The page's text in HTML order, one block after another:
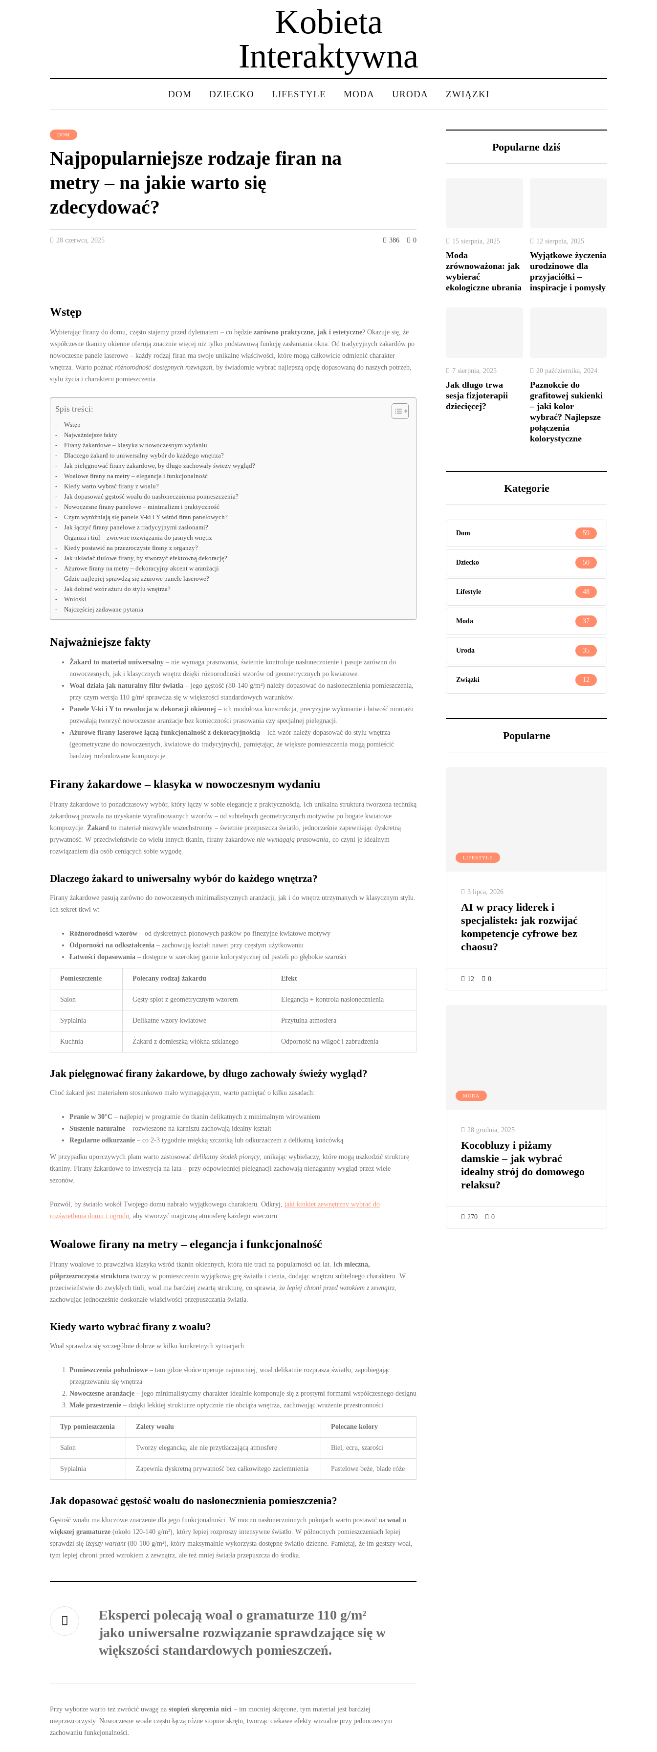
Kobieta
Interaktywna
DOM DZIECKO LIFESTYLE MODA URODA ZWIĄZKI
DOM
Najpopularniejsze rodzaje firan na
metry – na jakie warto się
zdecydować?
28 czerwca, 2025 386 0
Wstęp
Wybierając firany do domu, często stajemy przed dylematem – co będzie zarówno praktyczne, jak i estetyczne? Okazuje się, że
współczesne tkaniny okienne oferują znacznie więcej niż tylko podstawową funkcję zasłaniania okna. Od tradycyjnych żakardów po
nowoczesne panele laserowe – każdy rodzaj firan ma swoje unikalne właściwości, które mogą całkowicie odmienić charakter
wnętrza. Warto poznać różnorodność dostępnych rozwiązań, by świadomie wybrać najlepszą opcję dopasowaną do naszych potrzeb,
stylu życia i charakteru pomieszczenia.
Spis treści:
Wstęp
Najważniejsze fakty
Firany żakardowe – klasyka w nowoczesnym wydaniu
Dlaczego żakard to uniwersalny wybór do każdego wnętrza?
Jak pielęgnować firany żakardowe, by długo zachowały świeży wygląd?
Woalowe firany na metry – elegancja i funkcjonalność
Kiedy warto wybrać firany z woalu?
Jak dopasować gęstość woalu do nasłonecznienia pomieszczenia?
Nowoczesne firany panelowe – minimalizm i praktyczność
Czym wyróżniają się panele V-ki i Y wśród firan panelowych?
Jak łączyć firany panelowe z tradycyjnymi zasłonami?
Organza i tiul – zwiewne rozwiązania do jasnych wnętrz
Kiedy postawić na przezroczyste firany z organzy?
Jak układać tiulowe firany, by stworzyć efektowną dekorację?
Ażurowe firany na metry – dekoracyjny akcent w aranżacji
Gdzie najlepiej sprawdzą się ażurowe panele laserowe?
Jak dobrać wzór ażuru do stylu wnętrza?
Wnioski
Najczęściej zadawane pytania
Najważniejsze fakty
Żakard to materiał uniwersalny – nie wymaga prasowania, świetnie kontroluje nasłonecznienie i pasuje zarówno do
nowoczesnych, jak i klasycznych wnętrz dzięki różnorodności wzorów od geometrycznych po kwiatowe.
Woal działa jak naturalny filtr światła – jego gęstość (80-140 g/m²) należy dopasować do nasłonecznienia pomieszczenia,
przy czym wersja 110 g/m² sprawdza się w większości standardowych warunków.
Panele V-ki i Y to rewolucja w dekoracji okiennej – ich modułowa konstrukcja, precyzyjne wykonanie i łatwość montażu
pozwalają tworzyć nowoczesne aranżacje bez konieczności prasowania czy specjalnej pielęgnacji.
Ażurowe firany laserowe łączą funkcjonalność z dekoracyjnością – ich wzór należy dopasować do stylu wnętrza
(geometryczne do nowoczesnych, kwiatowe do tradycyjnych), pamiętając, że większe pomieszczenia mogą pomieścić
bardziej rozbudowane kompozycje.
Firany żakardowe – klasyka w nowoczesnym wydaniu
Firany żakardowe to ponadczasowy wybór, który łączy w sobie elegancję z praktycznością. Ich unikalna struktura tworzona techniką
żakardową pozwala na uzyskanie wyrafinowanych wzorów – od subtelnych geometrycznych motywów po bogate kwiatowe
kompozycje. Żakard to materiał niezwykle wszechstronny – świetnie przepuszcza światło, jednocześnie zapewniając dyskretną
prywatność. W przeciwieństwie do wielu innych tkanin, firany żakardowe nie wymagają prasowania, co czyni je idealnym
rozwiązaniem dla osób ceniących sobie wygodę.
Dlaczego żakard to uniwersalny wybór do każdego wnętrza?
Firany żakardowe pasują zarówno do nowoczesnych minimalistycznych aranżacji, jak i do wnętrz utrzymanych w klasycznym stylu.
Ich sekret tkwi w:
Różnorodności wzorów – od dyskretnych pionowych pasków po finezyjne kwiatowe motywy
Odporności na odkształcenia – zachowują kształt nawet przy częstym użytkowaniu
Łatwości dopasowania – dostępne w szerokiej gamie kolorystycznej od pasteli po głębokie szarości
Pomieszczenie Polecany rodzaj żakardu Efekt
Salon Gęsty splot z geometrycznym wzorem Elegancja + kontrola nasłonecznienia
Sypialnia Delikatne wzory kwiatowe Przytulna atmosfera
Kuchnia Żakard z domieszką włókna szklanego Odporność na wilgoć i zabrudzenia
Jak pielęgnować firany żakardowe, by długo zachowały świeży wygląd?
Choć żakard jest materiałem stosunkowo mało wymagającym, warto pamiętać o kilku zasadach:
Pranie w 30°C – najlepiej w programie do tkanin delikatnych z minimalnym wirowaniem
Suszenie naturalne – rozwieszone na karniszu zachowają idealny kształt
Regularne odkurzanie – co 2-3 tygodnie miękką szczotką lub odkurzaczem z delikatną końcówką
W przypadku uporczywych plam warto zastosować delikatny środek piorący, unikając wybielaczy, które mogą uszkodzić strukturę
tkaniny. Firany żakardowe to inwestycja na lata – przy odpowiedniej pielęgnacji zachowają nienaganny wygląd przez wiele
sezonów.
Pozwól, by światło wokół Twojego domu nabrało wyjątkowego charakteru. Odkryj, jaki kinkiet zewnętrzny wybrać do
rozświetlenia domu i ogrodu, aby stworzyć magiczną atmosferę każdego wieczoru.
Woalowe firany na metry – elegancja i funkcjonalność
Firany woalowe to prawdziwa klasyka wśród tkanin okiennych, która nie traci na popularności od lat. Ich mleczna,
półprzezroczysta struktura tworzy w pomieszczeniu wyjątkową grę światła i cienia, dodając wnętrzu subtelnego charakteru. W
przeciwieństwie do zwykłych tiuli, woal ma bardziej zwartą strukturę, co sprawia, że lepiej chroni przed wzrokiem z zewnątrz,
zachowując jednocześnie doskonałe właściwości przepuszczania światła.
Kiedy warto wybrać firany z woalu?
Woal sprawdza się szczególnie dobrze w kilku konkretnych sytuacjach:
Pomieszczenia południowe – tam gdzie słońce operuje najmocniej, woal delikatnie rozprasza światło, zapobiegając
przegrzewaniu się wnętrza
Nowoczesne aranżacje – jego minimalistyczny charakter idealnie komponuje się z prostymi formami współczesnego designu
Małe przestrzenie – dzięki lekkiej strukturze optycznie nie obciąża wnętrza, zachowując wrażenie przestronności
Typ pomieszczenia Zalety woalu Polecane kolory
Salon Tworzy elegancką, ale nie przytłaczającą atmosferę Biel, ecru, szarości
Sypialnia Zapewnia dyskretną prywatność bez całkowitego zaciemnienia Pastelowe beże, blade róże
Jak dopasować gęstość woalu do nasłonecznienia pomieszczenia?
Gęstość woalu ma kluczowe znaczenie dla jego funkcjonalności. W mocno nasłonecznionych pokojach warto postawić na woal o
większej gramaturze (około 120-140 g/m²), który lepiej rozproszy intensywne światło. W północnych pomieszczeniach lepiej
sprawdzi się lżejszy wariant (80-100 g/m²), który maksymalnie wykorzysta dostępne światło dzienne. Pamiętaj, że im gęstszy woal,
tym lepiej chroni przed wzrokiem z zewnątrz, ale też mniej światła przepuszcza do środka.
Eksperci polecają woal o gramaturze 110 g/m²
jako uniwersalne rozwiązanie sprawdzające się w
większości standardowych pomieszczeń.
Przy wyborze warto też zwrócić uwagę na stopień skręcenia nici – im mocniej skręcone, tym materiał jest bardziej
nieprzezroczysty. Nowoczesne woale często łączą różne stopnie skrętu, tworząc ciekawe efekty wizualne przy jednoczesnym
zachowaniu funkcjonalności.
Popularne dziś
15 sierpnia, 2025
Moda
zrównoważona: jak
wybierać
ekologiczne ubrania
12 sierpnia, 2025
Wyjątkowe życzenia
urodzinowe dla
przyjaciółki –
inspiracje i pomysły
7 sierpnia, 2025
Jak długo trwa
sesja fizjoterapii
dziecięcej?
20 października, 2024
Paznokcie do
grafitowej sukienki
– jaki kolor
wybrać? Najlepsze
połączenia
kolorystyczne
Kategorie
Dom 59
Dziecko 50
Lifestyle 48
Moda 37
Uroda 35
Związki 12
Popularne
LIFESTYLE
3 lipca, 2026
AI w pracy liderek i
specjalistek: jak rozwijać
kompetencje cyfrowe bez
chaosu?
12 0
MODA
28 grudnia, 2025
Kocobluzy i piżamy
damskie – jak wybrać
idealny strój do domowego
relaksu?
270 0